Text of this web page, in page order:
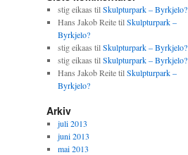
stig eikaas tilSkulpturpark – Byrkjelo?
Hans Jakob ReitetilSkulpturpark –
Byrkjelo?
stig eikaas tilSkulpturpark – Byrkjelo?
stig eikaas tilSkulpturpark – Byrkjelo?
Hans Jakob ReitetilSkulpturpark –
Byrkjelo?
Arkiv
juli 2013
juni 2013
mai 2013